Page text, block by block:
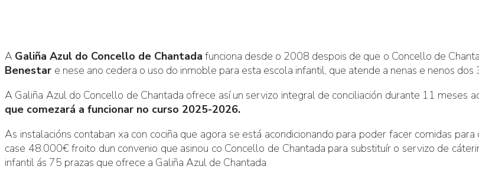
A Galiña Azul do Concello de Chantada funciona desde o 2008 despois de que o Concello de
Benestar e nese ano cedera o uso do inmoble para esta escola infantil, que atende a nenas e nenos dos
A Galiña Azul do Concello de Chantada ofrece así un servizo integral de conciliación durante 11 meses
que comezará a funcionar no curso 2025-2026.
As instalacións contaban xa con cociña que agora se está acondicionando para poder facer comidas
case 48.000€ froito dun convenio que asinou co Concello de Chantada para substituír o servizo de
infantil ás 75 prazas que ofrece a Galiña Azul de Chantada.